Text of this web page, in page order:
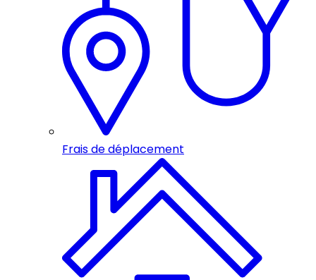
Frais de déplacement